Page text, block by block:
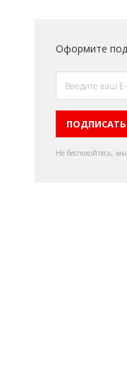
Оформите
Не беспокойтесь,